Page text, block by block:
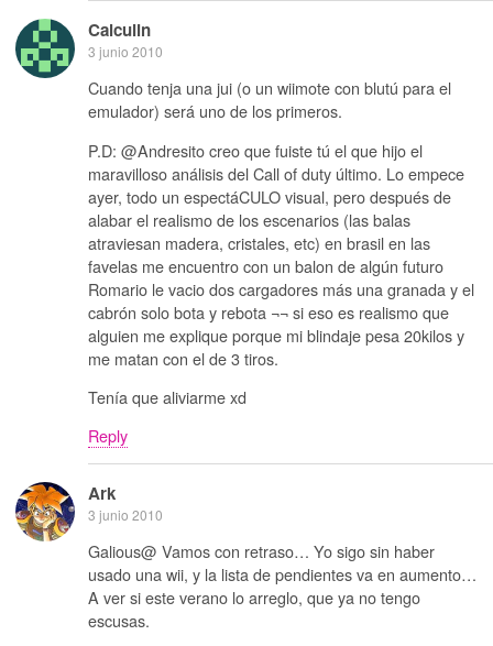
Calculin
3 junio 2010
Cuando tenja una jui (o un wiimote con blutú para el
emulador) será uno de los primeros.
P.D: @Andresito creo que fuiste tú el que hijo el
maravilloso análisis del Call of duty último. Lo empece
ayer, todo un espectáCULO visual, pero después de
alabar el realismo de los escenarios (las balas
atraviesan madera, cristales, etc) en brasil en las
favelas me encuentro con un balon de algún futuro
Romario le vacio dos cargadores más una granada y el
cabrón solo bota y rebota ¬¬ si eso es realismo que
alguien me explique porque mi blindaje pesa 20kilos y
me matan con el de 3 tiros.
Tenía que aliviarme xd
Reply
Ark
3 junio 2010
Galious@ Vamos con retraso… Yo sigo sin haber
usado una wii, y la lista de pendientes va en aumento…
A ver si este verano lo arreglo, que ya no tengo
escusas.